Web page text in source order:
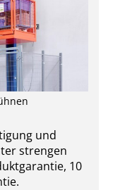
und
strengen
10